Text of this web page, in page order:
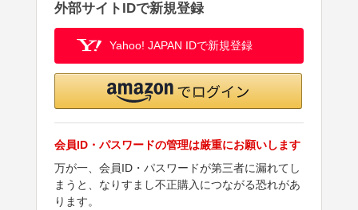
外部サイトIDで新規登録
Yahoo! JAPAN IDで新規登録
会員ID・パスワードの管理は厳重にお願いします
万が一、会員ID・パスワードが第三者に漏れてし
まうと、なりすまし不正購入につながる恐れがあ
ります。